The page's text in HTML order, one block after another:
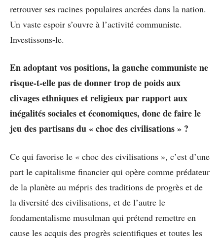
retrouver ses racines populaires ancrées dans la nation.
Un vaste espoir s’ouvre à l’activité communiste.
Investissons-le.
En adoptant vos positions, la gauche communiste ne
risque-t-elle pas de donner trop de poids aux
clivages ethniques et religieux par rapport aux
inégalités sociales et économiques, donc de faire le
jeu des partisans du « choc des civilisations » ?
Ce qui favorise le « choc des civilisations », c’est d’une
part le capitalisme financier qui opère comme prédateur
de la planète au mépris des traditions de progrès et de
la diversité des civilisations, et de l’autre le
fondamentalisme musulman qui prétend remettre en
cause les acquis des progrès scientifiques et toutes les